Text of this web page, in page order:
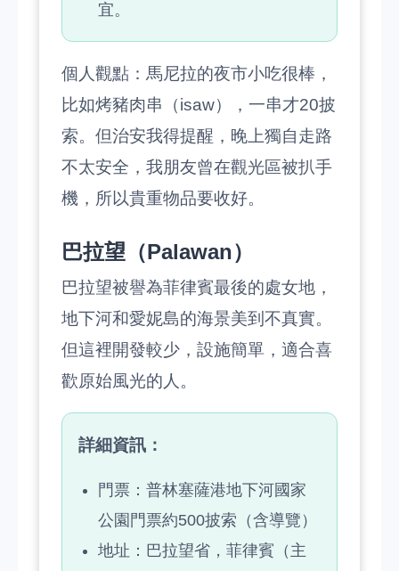
宜。
個人觀點：馬尼拉的夜市小吃很棒，
比如烤豬肉串（isaw），一串才20披
索。但治安我得提醒，晚上獨自走路
不太安全，我朋友曾在觀光區被扒手
機，所以貴重物品要收好。
巴拉望（Palawan）
巴拉望被譽為菲律賓最後的處女地，
地下河和愛妮島的海景美到不真實。
但這裡開發較少，設施簡單，適合喜
歡原始風光的人。
詳細資訊：
門票：普林塞薩港地下河國家
公園門票約500披索（含導覽）
地址：巴拉望省，菲律賓（主